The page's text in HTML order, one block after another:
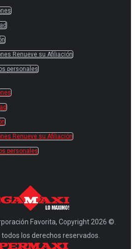
Renueve su Afiliación
personales
Renueve su Afiliación
personales
Favorita, Copyright 2026 ©.
los derechos reservados.